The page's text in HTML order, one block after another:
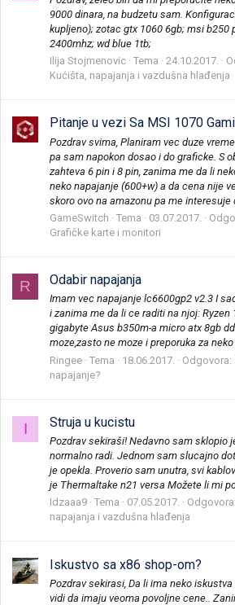
9000 dinara, na budzetu sam.
kupljeno); zotac gtx 1060 6gb; msi b250
2400mhz; wd blue 1tb;
Ilija Stojmenovic Tema 24.10.2017.
Kućišta, napajanja i vazdušna hlađenja
Pitanje u vezi Sa MSI 1070
Pozdrav svima, Planiram vec duze
pa sam napokon dosao i do graficke. S
zahteva 6 pin i 8 pin, zanima me da li
neko napajanje (600+w) a da cena nije
skoro ovo na amazonu pa me interesuje
GameSwitch
Tema 03.07.2017.
Grafičke karte i monitori
R Odabir napajanja
Imam vec napajanje lc6600gp2 v2.3 I
i zanima me da li ce raditi na njoj: Ryzen
gigabyte Asus b350m-a micro atx 8gb
moze,zasto ne moze i preporuka za
Ringee Tema 18.06.2017. Odgovora:
napajanje?
I Struja u kucistu
Pozdrav sekiraši! Nedavno sam sklopio
normalno radi. Jednom sam slucajno
je opekla. Proverio sam unutra, svi
je Thermaltake n21 versa Možete li mi
Idzaaa9 Tema 07.05.2017.
napajanja i vazdušna hlađenja
Iskustvo sa x86 shop-om?
Pozdrav sekirasi, Da li ima neko
vidi da imaju veoma povoljne cene..